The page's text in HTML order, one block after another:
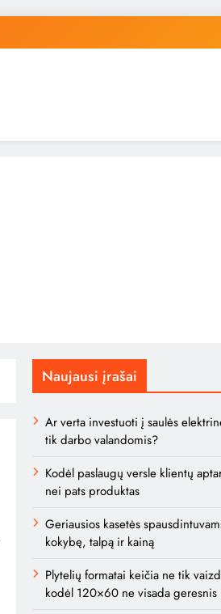
Naujausi įrašai
Ar verta investuoti į saulės
tik darbo valandomis?
Kodėl paslaugų versle klientų
nei pats produktas
Geriausios kasetės
kokybę, talpą ir kainą
Plytelių formatai keičia ne tik
kodėl 120×60 ne visada geresnis